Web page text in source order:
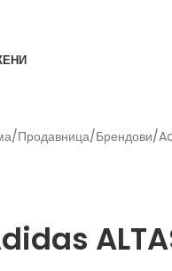
/Продавница/Брендови/